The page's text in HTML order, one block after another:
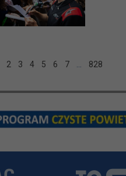
2 3 4 5 6 7 828